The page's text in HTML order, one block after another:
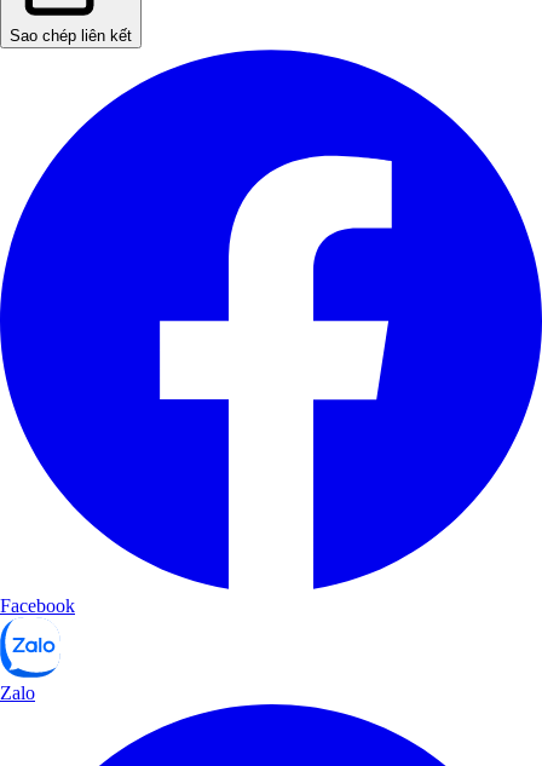
Sao chép liên kết
Facebook
Zalo